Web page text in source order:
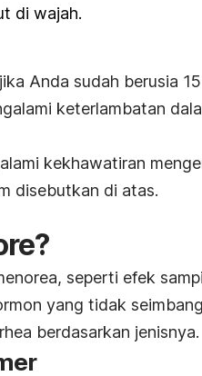
di wajah.
Anda sudah berusia
keterlambatan
kekhawatiran
disebutkan di atas.
seperti efek
yang tidak
berdasarkan jenisnya.